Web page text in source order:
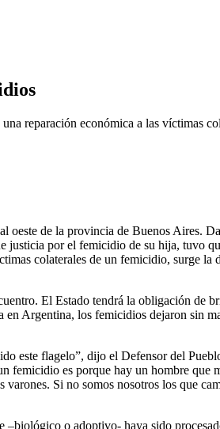
reparación económica a las víctimas
de la provincia de Buenos Aires.
por el femicidio de su hija, tuvo
colaterales de un femicidio, surge
El Estado tendrá la obligación de
Argentina, los femicidios dejaron sin
este flagelo”, dijo el Defensor del
femicidio es porque hay un hombre que
Si no somos nosotros los que
o adoptivo- haya sido